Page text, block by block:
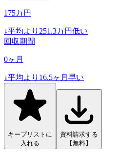
175万円
↓平均より 251.3万円低い
回収期間
0ヶ月
↓平均より 16.5ヶ月早い
キープリストに
入れる
資料請求する
【無料】